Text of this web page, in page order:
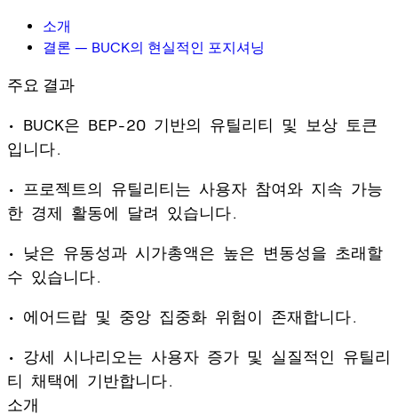
소개
결론 — BUCK의 현실적인 포지셔닝
주요 결과
• BUCK은 BEP-20 기반의 유틸리티 및 보상 토큰
입니다.
• 프로젝트의 유틸리티는 사용자 참여와 지속 가능
한 경제 활동에 달려 있습니다.
• 낮은 유동성과 시가총액은 높은 변동성을 초래할
수 있습니다.
• 에어드랍 및 중앙 집중화 위험이 존재합니다.
• 강세 시나리오는 사용자 증가 및 실질적인 유틸리
티 채택에 기반합니다.
소개